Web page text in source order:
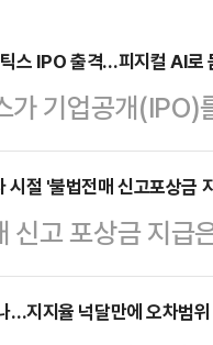
스 IPO 출격…피지컬 AI로
가 기업공개(IPO)
로봇 산업 전반
세운 성장 전략
전 포인트다.19
증권, UBS를 공
비 중이다. 공동
시절 '불법전매 신고포상금
신고 포상금 지급
이재명 대통령이
이 쏠린다.18일
…지지율 넉달만에 오차범